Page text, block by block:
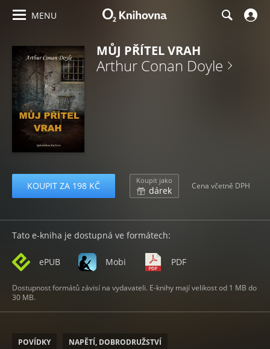
MENU
MŮJ PŘÍTEL VRAH
Arthur Conan Doyle
KOUPIT ZA 198 KČ Koupit jako
dárek Cena včetně DPH
Tato e-kniha je dostupná ve formátech:
ePUB Mobi PDF
Dostupnost formátů závisí na vydavateli. E-knihy mají velikost od 1 MB do
30 MB.
POVÍDKY NAPĚTÍ, DOBRODRUŽSTVÍ